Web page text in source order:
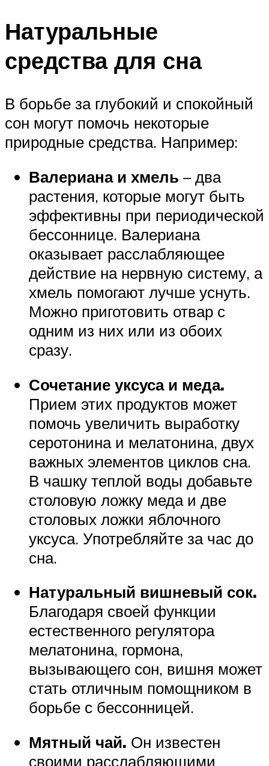
Натуральные
средства для сна
В борьбе за глубокий и спокойный
сон могут помочь некоторые
природные средства. Например:
Валериана и хмель – два
растения, которые могут быть
эффективны при периодической
бессоннице. Валериана
оказывает расслабляющее
действие на нервную систему, а
хмель помогают лучше уснуть.
Можно приготовить отвар с
одним из них или из обоих
сразу.
Сочетание уксуса и меда.
Прием этих продуктов может
помочь увеличить выработку
серотонина и мелатонина, двух
важных элементов циклов сна.
В чашку теплой воды добавьте
столовую ложку меда и две
столовых ложки яблочного
уксуса. Употребляйте за час до
сна.
Натуральный вишневый сок.
Благодаря своей функции
естественного регулятора
мелатонина, гормона,
вызывающего сон, вишня может
стать отличным помощником в
борьбе с бессонницей.
Мятный чай. Он известен
своими расслабляющими